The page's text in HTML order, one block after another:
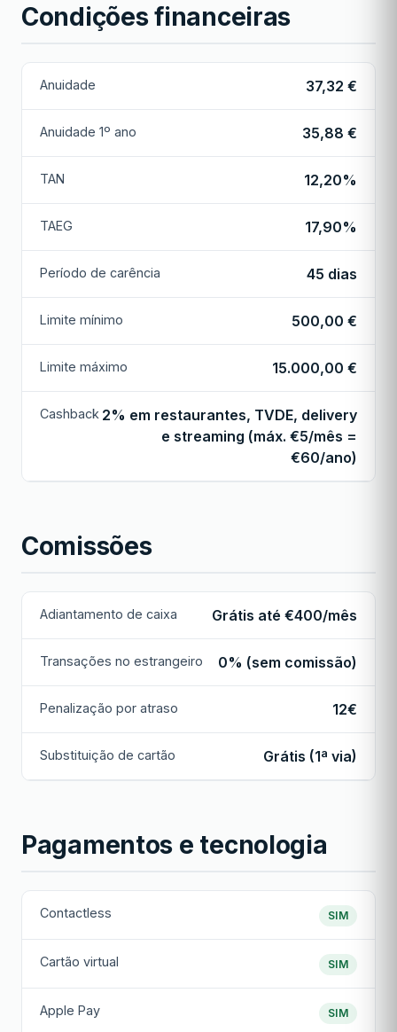
Condições financeiras
Anuidade 37,32 €
Anuidade 1º ano 35,88 €
TAN 12,20%
TAEG 17,90%
Período de carência 45 dias
Limite mínimo 500,00 €
Limite máximo 15.000,00 €
Cashback 2% em restaurantes, TVDE, delivery
e streaming (máx. €5/mês =
€60/ano)
Comissões
Adiantamento de caixa Grátis até €400/mês
Transações no estrangeiro 0% (sem comissão)
Penalização por atraso 12€
Substituição de cartão Grátis (1ª via)
Pagamentos e tecnologia
Contactless SIM
Cartão virtual SIM
Apple Pay SIM